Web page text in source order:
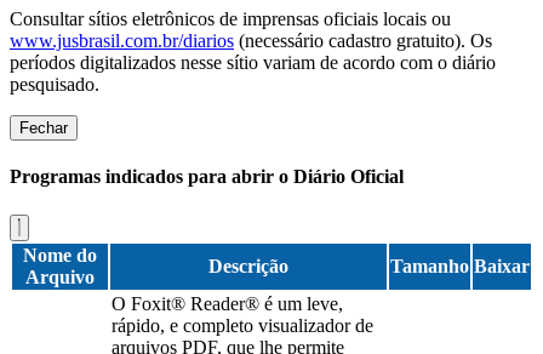
Consultar sítios eletrônicos de imprensas oficiais locais ou
www.jusbrasil.com.br/diarios (necessário cadastro gratuito). Os
períodos digitalizados nesse sítio variam de acordo com o diário
pesquisado.
Fechar
Programas indicados para abrir o Diário Oficial
Nome do
Arquivo
Descrição Tamanho Baixar
O Foxit® Reader® é um leve,
rápido, e completo visualizador de
arquivos PDF, que lhe permite